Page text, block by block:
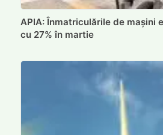
APIA: Înmatriculările de mașini
cu 27% în martie